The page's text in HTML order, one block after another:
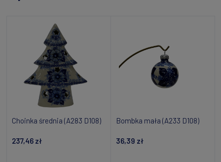
Choinka średnia (A283 D108)
237,46 zł
Bombka mała (A233 D108)
36,39 zł